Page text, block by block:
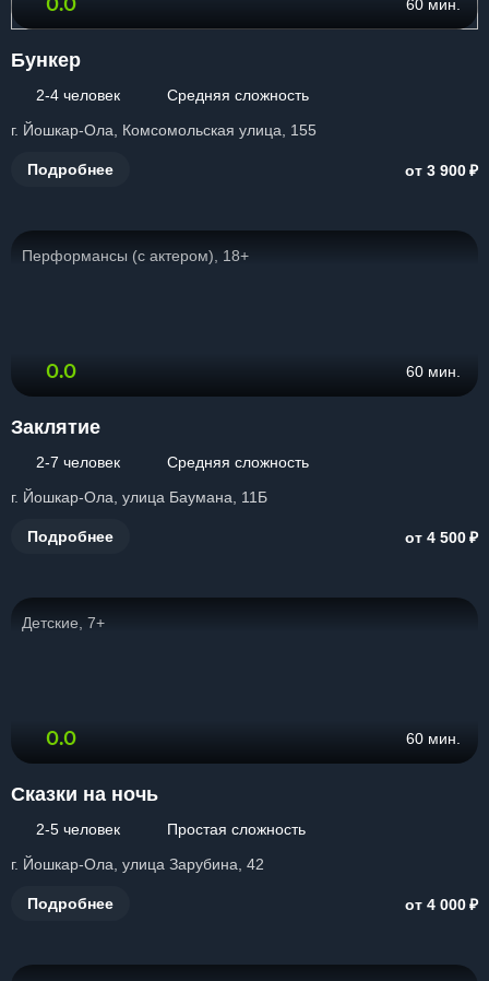
60 мин.
Бункер
2-4 человек
Средняя сложность
г. Йошкар-Ола, Комсомольская улица, 155
Подробнее от 3 900₽
Перформансы (с актером), 18+
0.0 60 мин.
Заклятие
2-7 человек
Средняя сложность
г. Йошкар-Ола, улица Баумана, 11Б
Подробнее от 4 500₽
Детские, 7+
0.0 60 мин.
Сказки на ночь
2-5 человек
Простая сложность
г. Йошкар-Ола, улица Зарубина, 42
Подробнее от 4 000₽